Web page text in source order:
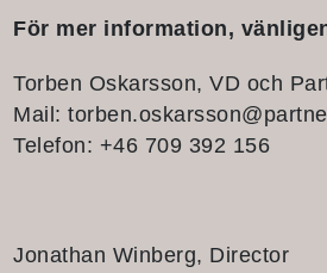
För mer information,
Torben Oskarsson, VD och
Mail:
Telefon: +46 709 392 156
Jonathan Winberg, Director